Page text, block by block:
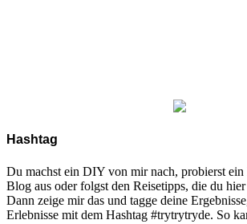
Hashtag
Du machst ein DIY von mir nach, probierst ein
Blog aus oder folgst den Reisetipps, die du
Dann zeige mir das und tagge deine
Erlebnisse mit dem Hashtag #trytrytryde. So